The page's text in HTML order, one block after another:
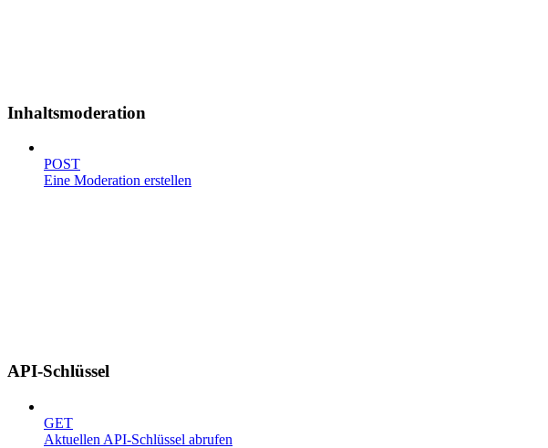
Inhaltsmoderation
POST
Eine Moderation erstellen
API-Schlüssel
GET
Aktuellen API-Schlüssel abrufen